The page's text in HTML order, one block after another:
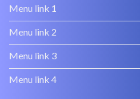
Menu link 1
Menu link 2
Menu link 3
Menu link 4